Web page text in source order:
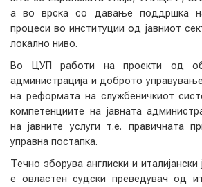
а во врска со давање поддршка на
процеси во институции од јавниот
локално ниво.
Во ЦУП работи на проекти од
администрација и доброто
на реформата на службеничкиот
компетенциите на јавната
на јавните услуги т.е. правичната
управна постапка.
Течно зборува англиски и
е овластен судски преведувач од